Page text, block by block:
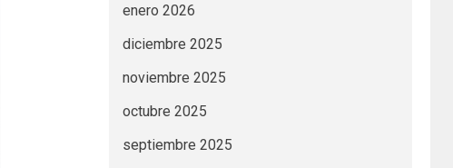
enero 2026
diciembre 2025
noviembre 2025
octubre 2025
septiembre 2025